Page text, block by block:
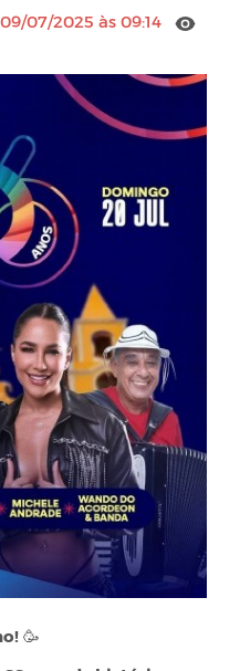
09/07/2025 às 09:14
🥳